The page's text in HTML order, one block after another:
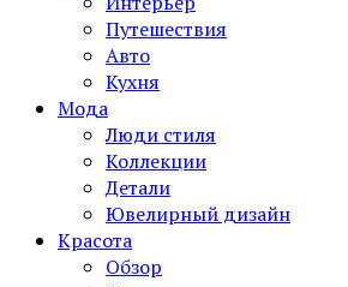
Путешествия
Авто
Кухня
Мода
Люди стиля
Коллекции
Детали
Ювелирный дизайн
Красота
Обзор